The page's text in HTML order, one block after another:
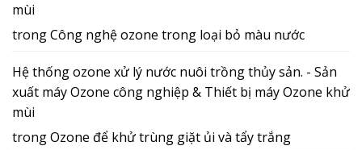
mùi
trongCông nghệ ozone trong loại bỏ màu nước
Hệ thống ozone xử lý nước nuôi trồng thủy sản. - Sản
xuất máy Ozone công nghiệp & Thiết bị máy Ozone khử
mùi
trongOzone để khử trùng giặt ủi và tẩy trắng